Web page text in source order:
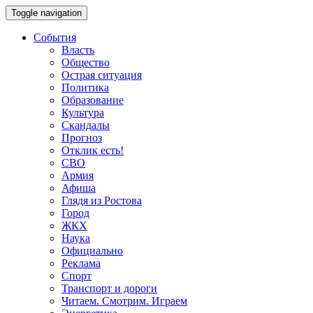
Toggle navigation
События
Власть
Общество
Острая ситуация
Политика
Образование
Культура
Скандалы
Прогноз
Отклик есть!
СВО
Армия
Афиша
Глядя из Ростова
Город
ЖКХ
Наука
Официально
Реклама
Спорт
Транспорт и дороги
Читаем. Смотрим. Играем